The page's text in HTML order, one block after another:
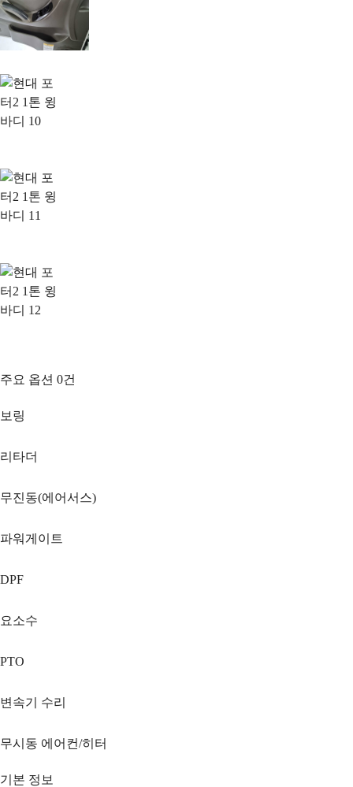
주요 옵션 0건
보링
리타더
무진동(에어서스)
파워게이트
DPF
요소수
PTO
변속기 수리
무시동 에어컨/히터
기본 정보